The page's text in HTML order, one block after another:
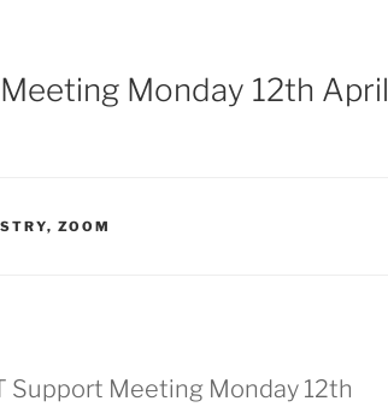
Monday 12th April
, ZOOM
Support Meeting Monday 12th